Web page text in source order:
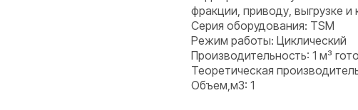
фракции, приводу, выгрузке
Серия оборудования: TSM
Режим работы: Циклический
Производительность: 1 м³
Теоретическая
Объем,м3: 1